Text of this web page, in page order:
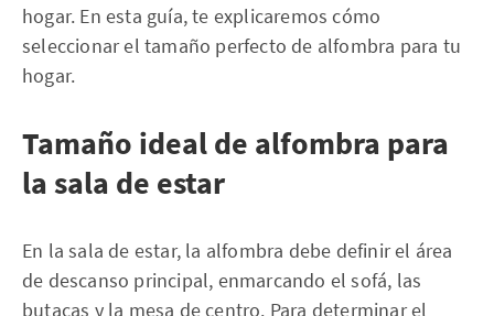
hogar. En esta guía, te explicaremos cómo
seleccionar el tamaño perfecto de alfombra para tu
hogar.
Tamaño ideal de alfombra para
la sala de estar
En la sala de estar, la alfombra debe definir el área
de descanso principal, enmarcando el sofá, las
butacas y la mesa de centro. Para determinar el